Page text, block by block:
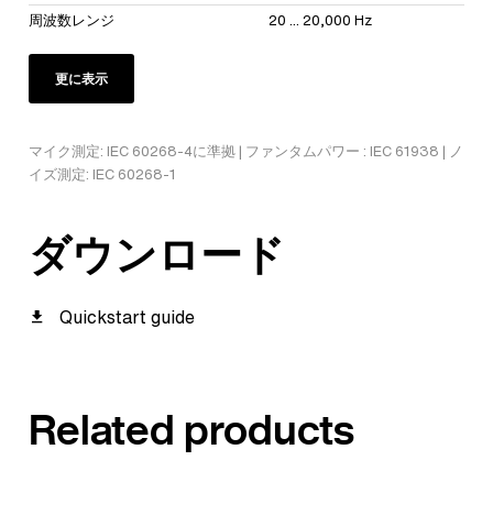
周波数レンジ
20 ... 20,000 Hz
更に表示
マイク測定: IEC 60268-4に準拠 | ファンタムパワー : IEC 61938 | ノ
イズ測定: IEC 60268-1
ダウンロード
Quickstart guide
Related products